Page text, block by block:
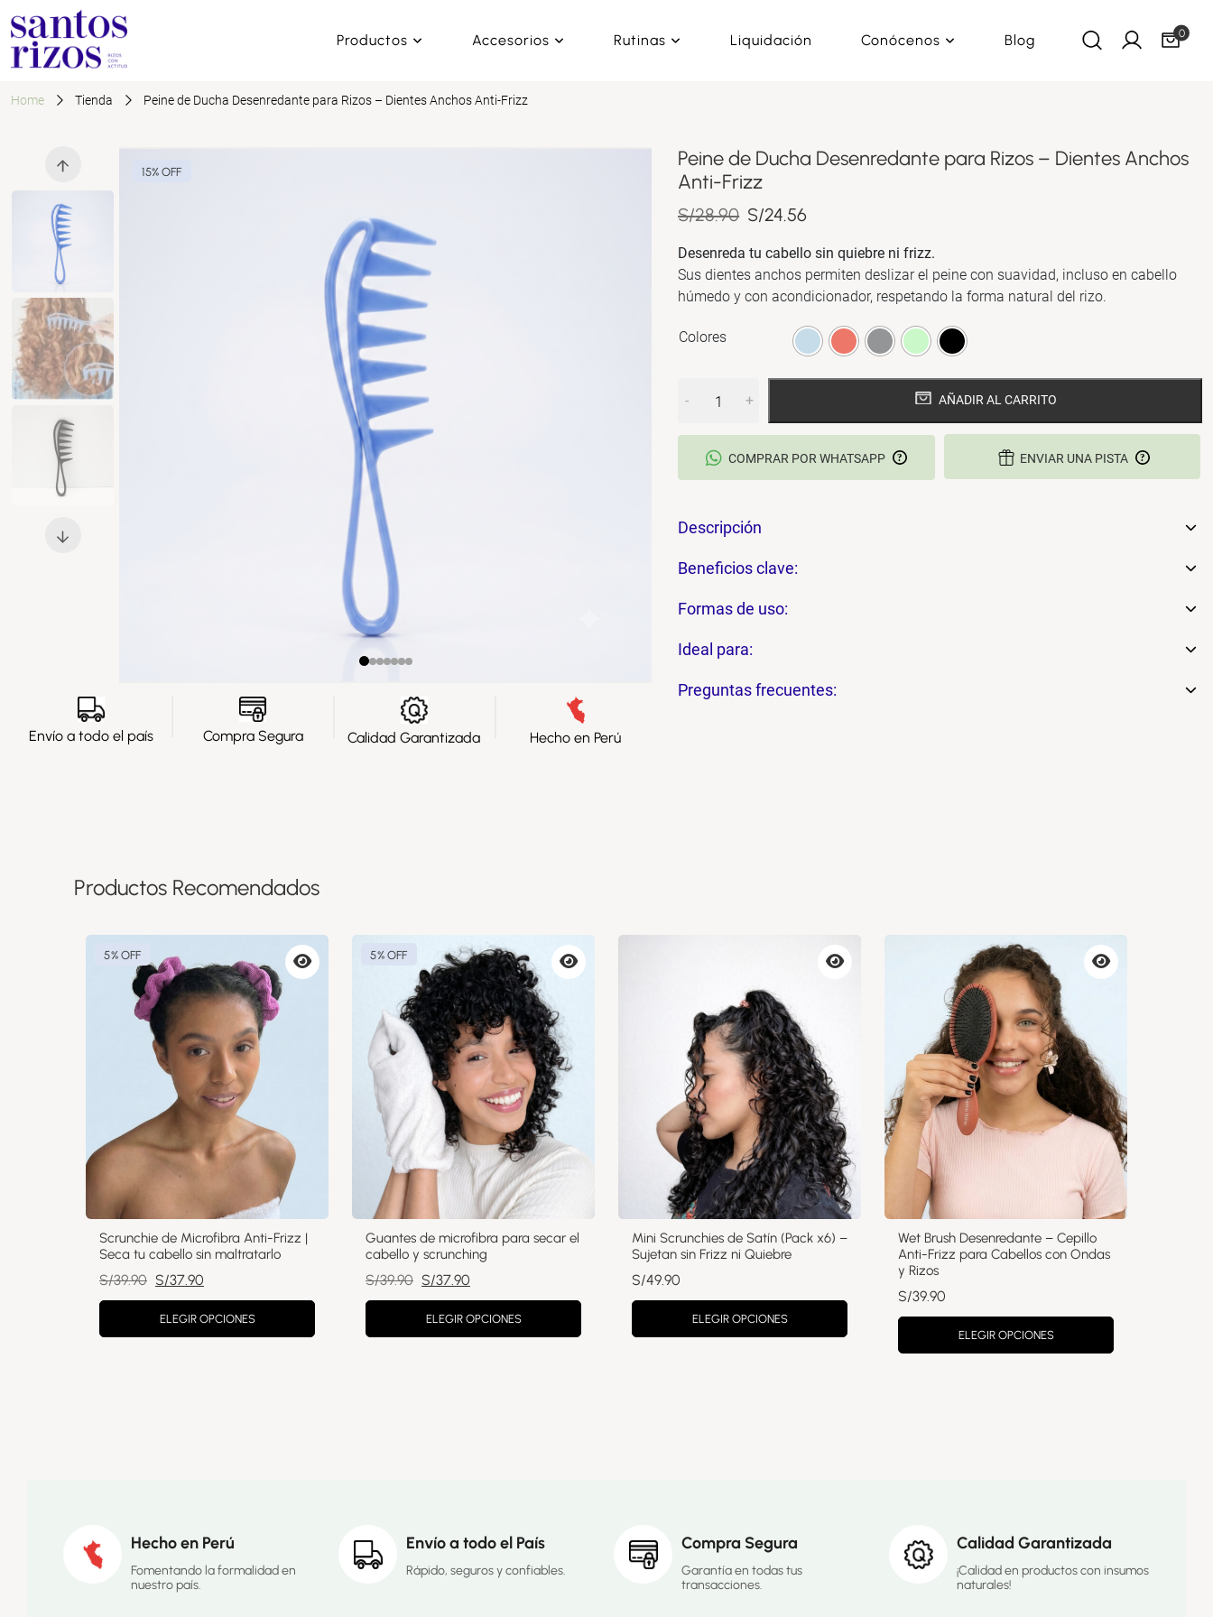
Productos Accesorios Rutinas Liquidación Conócenos Blog 0
Home Tienda Peine de Ducha Desenredante para Rizos – Dientes Anchos Anti-Frizz
15% OFF
Envío a todo el país Compra Segura Calidad Garantizada Hecho en Perú
Peine de Ducha Desenredante para Rizos – Dientes Anchos
Anti-Frizz
S/28.90 El
original
era:
S/28.90.
S/24.56El
actual
es:
S/24.56.
Desenreda tu cabello sin quiebre ni frizz.
Sus dientes anchos permiten deslizar el peine con suavidad, incluso en cabello
húmedo y con acondicionador, respetando la forma natural del rizo.
Colores
+
- AÑADIR AL CARRITO
COMPRAR POR WHATSAPP ENVIAR UNA PISTA
Descripción
Beneficios clave:
Formas de uso:
Ideal para:
Preguntas frecuentes:
Productos Recomendados
5% OFF
Vista
Scrunchie de Microfibra Anti-Frizz |
Seca tu cabello sin maltratarlo
S/39.90 El
precio
original
S/37.90
precio
actual
ELEGIR OPCIONES
5% OFF
Vista
Guantes de microfibra para secar el
cabello y scrunching
S/39.90 El
precio
original
S/37.90
precio
actual
ELEGIR OPCIONES
Vista
Mini Scrunchies de Satín (Pack x6) –
Sujetan sin Frizz ni Quiebre
S/49.90
ELEGIR OPCIONES
Vista
Wet Brush Desenredante – Cepillo
Anti-Frizz para Cabellos con Ondas
y Rizos
S/39.90
ELEGIR OPCIONES
Hecho en Perú
Fomentando la formalidad en
nuestro país.
Envío a todo el País
Rápido, seguros y confiables.
Compra Segura
Garantía en todas tus
transacciones.
Calidad Garantizada
¡Calidad en productos con insumos
naturales!